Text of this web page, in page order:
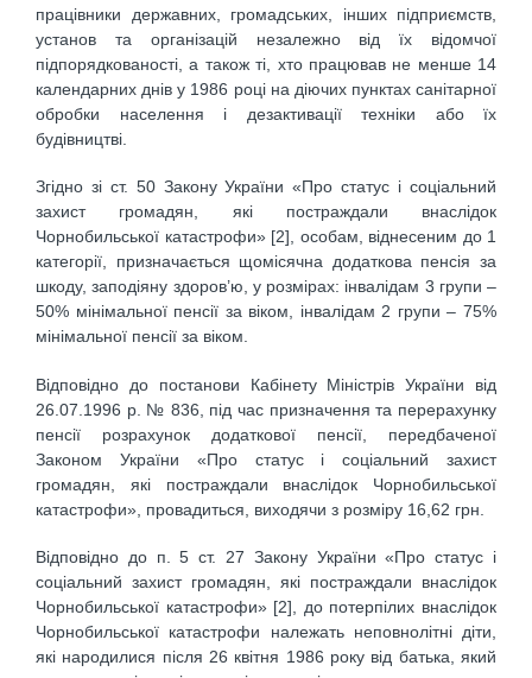
працівники державних, громадських, інших підприємств,
установ та організацій незалежно від їх відомчої
підпорядкованості, а також ті, хто працював не менше 14
календарних днів у 1986 році на діючих пунктах санітарної
обробки населення і дезактивації техніки або їх
будівництві.
Згідно зі ст. 50 Закону України «Про статус і соціальний
захист громадян, які постраждали внаслідок
Чорнобильської катастрофи» [2], особам, віднесеним до 1
категорії, призначається щомісячна додаткова пенсія за
шкоду, заподіяну здоров’ю, у розмірах: інвалідам 3 групи –
50% мінімальної пенсії за віком, інвалідам 2 групи – 75%
мінімальної пенсії за віком.
Відповідно до постанови Кабінету Міністрів України від
26.07.1996 р. № 836, під час призначення та перерахунку
пенсії розрахунок додаткової пенсії, передбаченої
Законом України «Про статус і соціальний захист
громадян, які постраждали внаслідок Чорнобильської
катастрофи», провадиться, виходячи з розміру 16,62 грн.
Відповідно до п. 5 ст. 27 Закону України «Про статус і
соціальний захист громадян, які постраждали внаслідок
Чорнобильської катастрофи» [2], до потерпілих внаслідок
Чорнобильської катастрофи належать неповнолітні діти,
які народилися після 26 квітня 1986 року від батька, який